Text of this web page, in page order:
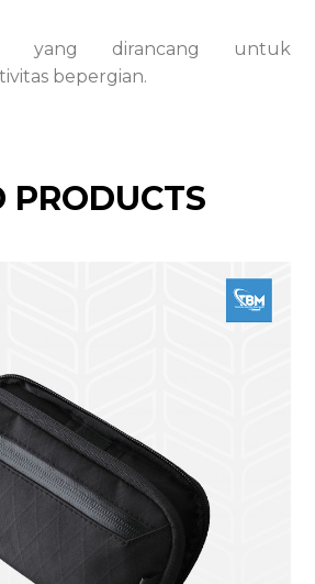
yang dirancang untuk
bepergian.
PRODUCTS